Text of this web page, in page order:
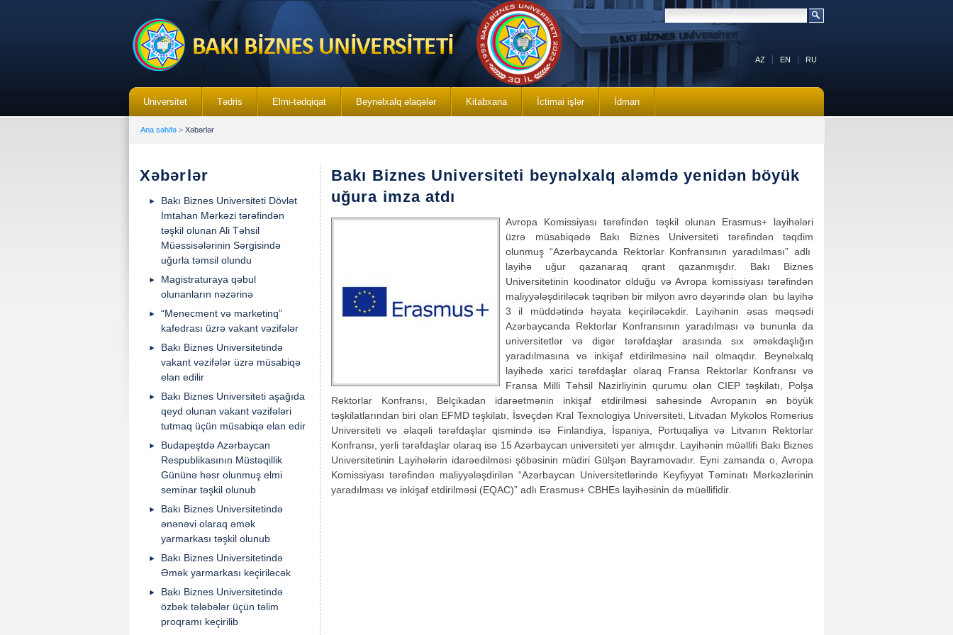
Universitet Tədris Elmi-tədqiqat Beynəlxalq əlaqələr Kitabxana İctimai işlər İdman
Ana səhifə > Xəbərlər
Xəbərlər
Bakı Biznes Universiteti Dövlət
İmtahan Mərkəzi tərəfindən
təşkil olunan Ali Təhsil
Müəssisələrinin Sərgisində
uğurla təmsil olundu
Magistraturaya qəbul
olunanların nəzərinə
“Menecment və marketinq”
kafedrası üzrə vakant vəzifələr
Bakı Biznes Universitetində
vakant vəzifələr üzrə müsabiqə
elan edilir
Bakı Biznes Universiteti aşağıda
qeyd olunan vakant vəzifələri
tutmaq üçün müsabiqə elan edir
Budapeştdə Azərbaycan
Respublikasının Müstəqillik
Gününə həsr olunmuş elmi
seminar təşkil olunub
Bakı Biznes Universitetində
ənənəvi olaraq əmək
yarmarkası təşkil olunub
Bakı Biznes Universitetində
Əmək yarmarkası keçiriləcək
Bakı Biznes Universitetində
özbək tələbələr üçün təlim
proqramı keçirilib
Bakı Biznes Universiteti beynəlxalq aləmdə yenidən böyük
uğura imza atdı
Avropa Komissiyası tərəfindən təşkil olunan Erasmus+ layihələri
üzrə müsabiqədə Bakı Biznes Universiteti tərəfindən təqdim
olunmuş “Azərbaycanda Rektorlar Konfransının yaradılması” adlı
layihə uğur qazanaraq qrant qazanmışdır. Bakı Biznes
Universitetinin koodinator olduğu və Avropa komissiyası tərəfindən
maliyyələşdiriləcək təqribən bir milyon avro dəyərində olan bu layihə
3 il müddətində həyata keçiriləcəkdir. Layihənin əsas məqsədi
Azərbaycanda Rektorlar Konfransının yaradılması və bununla da
universitetlər və digər tərəfdaşlar arasında sıx əməkdaşlığın
yaradılmasına və inkişaf etdirilməsinə nail olmaqdır. Beynəlxalq
layihədə xarici tərəfdaşlar olaraq Fransa Rektorlar Konfransı və
Fransa Milli Təhsil Nazirliyinin qurumu olan CIEP təşkilatı, Polşa
Rektorlar Konfransı, Belçikadan idarəetmənin inkişaf etdirilməsi sahəsində Avropanın ən böyük
təşkilatlarından biri olan EFMD təşkilatı, İsveçdən Kral Texnologiya Universiteti, Litvadan Mykolos Romerius
Universiteti və əlaqəli tərəfdaşlar qismində isə Finlandiya, İspaniya, Portuqaliya və Litvanın Rektorlar
Konfransı, yerli tərəfdaşlar olaraq isə 15 Azərbaycan universiteti yer almışdır. Layihənin müəllifi Bakı Biznes
Universitetinin Layihələrin idarəedilməsi şöbəsinin müdiri Gülşən Bayramovadır. Eyni zamanda o, Avropa
Komissiyası tərəfindən maliyyələşdirilən “Azərbaycan Universitetlərində Keyfiyyət Təminatı Mərkəzlərinin
yaradılması və inkişaf etdirilməsi (EQAC)” adlı Erasmus+ CBHEs layihəsinin də müəllifidir.
AZ EN RU